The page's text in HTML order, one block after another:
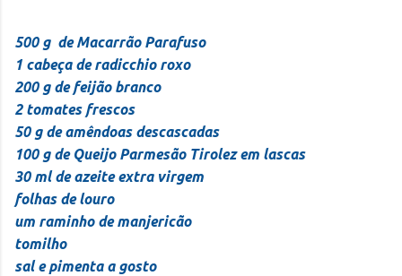
500 g de Macarrão Parafuso
1 cabeça de radicchio roxo
200 g de feijão branco
2 tomates frescos
50 g de amêndoas descascadas
100 g de Queijo Parmesão Tirolez em lascas
30 ml de azeite extra virgem
folhas de louro
um raminho de manjericão
tomilho
sal e pimenta a gosto